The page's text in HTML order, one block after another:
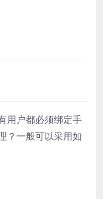
用户都必须绑定手
？一般可以采用如